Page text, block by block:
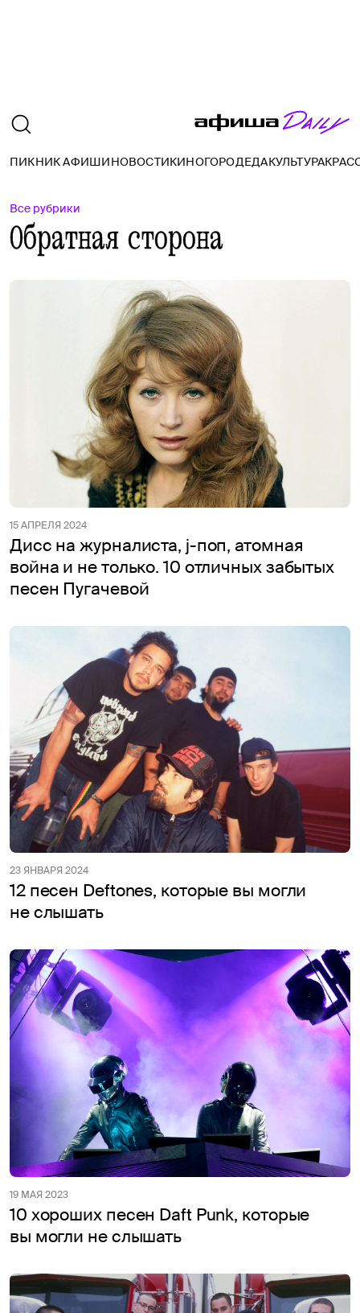
ПИКНИК АФИШИНОВОСТИКИНОГОРОДЕДАКУЛЬТУРА
Все рубрики
Обратная сторона
15 АПРЕЛЯ 2024
Дисс на журналиста, j-поп, атомная
война и не только. 10 отличных забытых
песен Пугачевой
23 ЯНВАРЯ 2024
12 песен Deftones, которые вы могли
не слышать
19 МАЯ 2023
10 хороших песен Daft Punk, которые
вы могли не слышать